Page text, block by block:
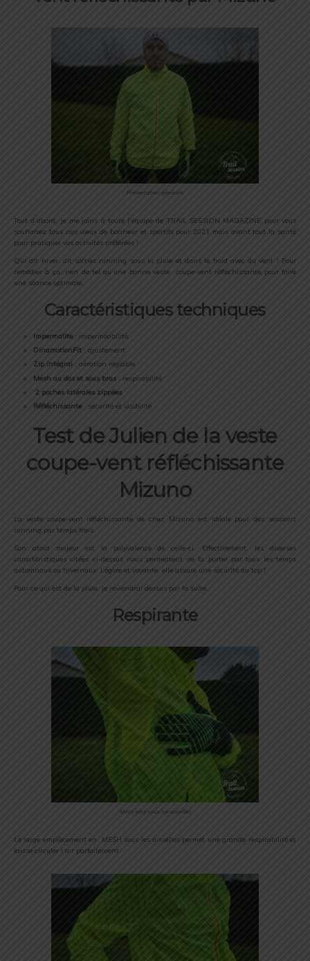
Présentation générale
Tout d’abord, je me joins à toute l’équipe de TRAIL SESSION MAGAZINE pour vous
souhaitez tous nos vœux de bonheur et sportifs pour 2021 mais avant tout la santé
pour pratiquer vos activités préférées !
Qui dit hiver, dit sorties running sous la pluie et dans le froid avec du vent ! Pour
remédier à ça, rien de tel qu’une bonne veste coupe-vent réfléchissante pour faire
une séance optimale.
Caractéristiques techniques
Impermalite : imperméabilité
DinamotionFit : ajustement
Zip intégral
: aération réglable
Mesh au dos et sous bras : respirabilité
2 poches latérales zippées
Réfléchissante : sécurité et visibilité
Test de Julien de la veste
coupe-vent réfléchissante
Mizuno
La veste coupe-vent réfléchissante de chez Mizuno est idéale pour des sessions
running par temps frais.
Son atout majeur est la polyvalence de celle-ci. Effectivement, les diverses
caractéristiques citées ci-dessus nous permettent de la porter par tous les temps
automnaux ou hivernaux. Légère et voyante, elle assure une sécurité au top !
Pour ce qui est de la pluie, je reviendrai dessus par la suite.
Respirante
Mesh aéré sous les aisselles
Le large empiècement en MESH sous les aisselles permet une grande respirabilité et
laisse circuler l’air parfaitement.